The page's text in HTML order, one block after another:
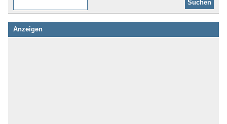
Anzeigen